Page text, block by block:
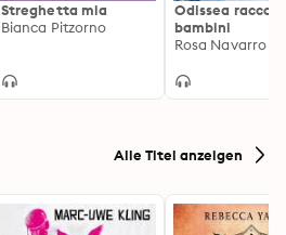
Streghetta mia
Bianca Pitzorno
Odissea
bambini
Rosa Navarro
Alle Titel anzeigen